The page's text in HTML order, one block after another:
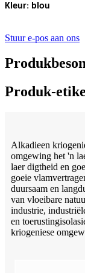
Kleur: blou
Stuur e-pos aan ons
Produk-
Alkadieen
omgewing het 'n
laer digtheid en
goeie
duursaam en
van vloeibare
industrie,
en
kriogeniese